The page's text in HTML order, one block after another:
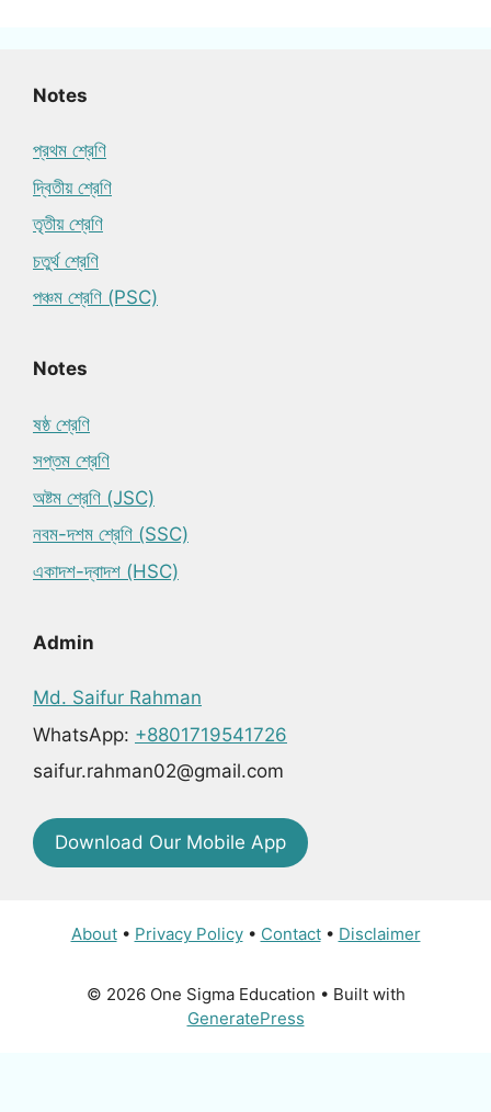
Notes
প্রথম শ্রেণি
দ্বিতীয় শ্রেণি
তৃতীয় শ্রেণি
চতুর্থ শ্রেণি
পঞ্চম শ্রেণি (PSC)
Notes
ষষ্ঠ শ্রেণি
সপ্তম শ্রেণি
অষ্টম শ্রেণি (JSC)
নবম-দশম শ্রেণি (SSC)
একাদশ-দ্বাদশ (HSC)
Admin
Md. Saifur Rahman
WhatsApp: +8801719541726
saifur.rahman02@gmail.com
Download Our Mobile App
About• Privacy Policy• Contact• Disclaimer
© 2026 One Sigma Education • Built with
GeneratePress